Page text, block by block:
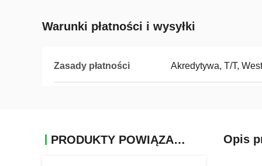
Warunki płatności i wysyłki
Zasady płatności Akredytywa, T/T,
PRODUKTY POWIĄZANE Opis